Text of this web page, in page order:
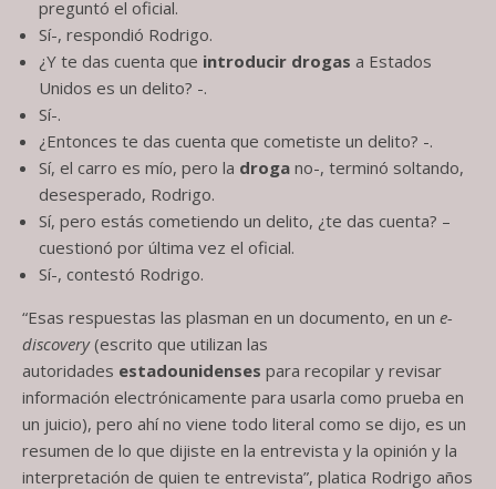
preguntó el oficial.
Sí-, respondió Rodrigo.
¿Y te das cuenta que introducir drogas a Estados
Unidos es un delito? -.
Sí-.
¿Entonces te das cuenta que cometiste un delito? -.
Sí, el carro es mío, pero la droga no-, terminó soltando,
desesperado, Rodrigo.
Sí, pero estás cometiendo un delito, ¿te das cuenta? –
cuestionó por última vez el oficial.
Sí-, contestó Rodrigo.
“Esas respuestas las plasman en un documento, en un e-
discovery(escrito que utilizan las
autoridades estadounidenses para recopilar y revisar
información electrónicamente para usarla como prueba en
un juicio), pero ahí no viene todo literal como se dijo, es un
resumen de lo que dijiste en la entrevista y la opinión y la
interpretación de quien te entrevista”, platica Rodrigo años